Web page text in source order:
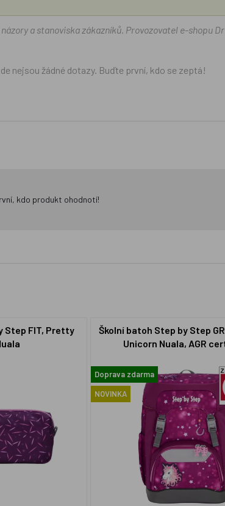
a stanoviska zákazníků. Provozovatel e-shopu
nejsou žádné dotazy. Buďte první, kdo se zeptá!
kdo produkt ohodnotí!
Step FIT, Pretty
Školní batoh Step by Step
Unicorn Nuala, AGR
Doprava zdarma
NOVINKA